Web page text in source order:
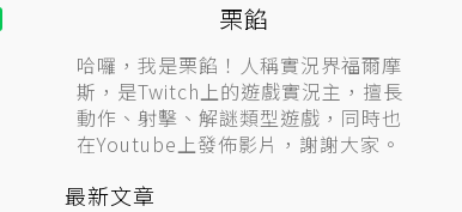
栗餡
哈囉，我是栗餡！人稱實況界福爾摩
斯，是Twitch上的遊戲實況主，擅長
動作、射擊、解謎類型遊戲，同時也
在Youtube上發佈影片，謝謝大家。
最新文章